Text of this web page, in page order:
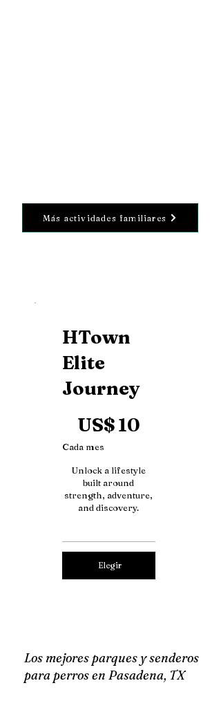
Más actividades familiares
HTown
Elite
Journey
US$10
Cada mes
Unlock a lifestyle
built around
strength, adventure,
and discovery.
Elegir
Los mejores parques y senderos
para perros en Pasadena, TX